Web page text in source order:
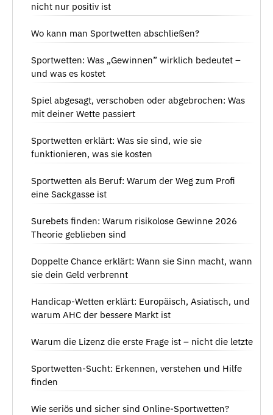
nicht nur positiv ist
Wo kann man Sportwetten abschließen?
Sportwetten: Was „Gewinnen” wirklich bedeutet –
und was es kostet
Spiel abgesagt, verschoben oder abgebrochen: Was
mit deiner Wette passiert
Sportwetten erklärt: Was sie sind, wie sie
funktionieren, was sie kosten
Sportwetten als Beruf: Warum der Weg zum Profi
eine Sackgasse ist
Surebets finden: Warum risikolose Gewinne 2026
Theorie geblieben sind
Doppelte Chance erklärt: Wann sie Sinn macht, wann
sie dein Geld verbrennt
Handicap-Wetten erklärt: Europäisch, Asiatisch, und
warum AHC der bessere Markt ist
Warum die Lizenz die erste Frage ist – nicht die letzte
Sportwetten-Sucht: Erkennen, verstehen und Hilfe
finden
Wie seriös und sicher sind Online-Sportwetten?